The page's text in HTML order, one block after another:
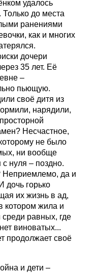
удалось
до места
ранениями
как и многих
дочери
35 лет. Её
–
пьющую.
своё дитя из
нарядили,
Несчастное,
не было
ни вообще
с нуля – поздно.
Неприемлемо, да и
дочь горько
их жизнь в ад,
котором жила и
среди равных, где
виноватых...
продолжает своё
и дети –